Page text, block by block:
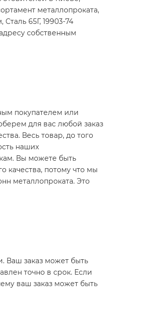
металлопроката,
65Г, 19903-74
собственным
покупателем или
для вас любой заказ
Весь товар, до того
наших
Вы можете быть
качества, потому что мы
металлопроката. Это
Ваш заказ может быть
точно в срок. Если
ваш заказ может быть